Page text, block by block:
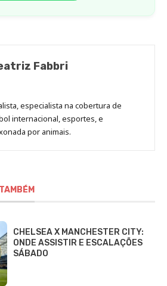
Fabbri
especialista na cobertura de
internacional, esportes, e
por animais.
CHELSEA X MANCHESTER CITY:
ONDE ASSISTIR E ESCALAÇÕES
SÁBADO